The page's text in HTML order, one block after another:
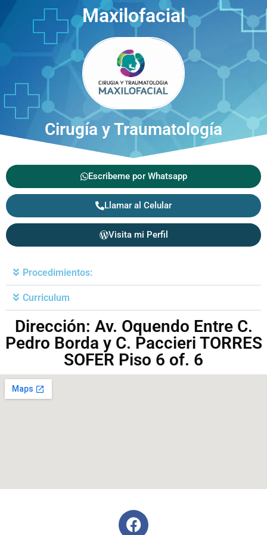
Maxilofacial
Cirugía y Traumatología
Escribeme por Whatsapp
Llamar al Celular
Visita mi Perfil
Procedimientos:
Curriculum
Dirección: Av. Oquendo Entre C.
Pedro Borda y C. Paccieri TORRES
SOFER Piso 6 of. 6